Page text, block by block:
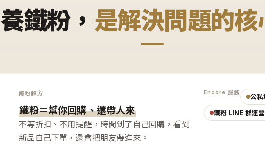
養鐵粉， 是解決問題的
鐵粉解方
鐵粉＝幫你回購、還帶人來
不等折扣、不用提醒，時間到了自己回購，看到
新品自己下單，還會把朋友帶進來。
Encore 服務
公
鐵粉 LINE 群運營